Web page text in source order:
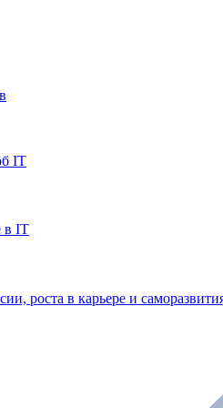
IT
в IT
роста в карьере и